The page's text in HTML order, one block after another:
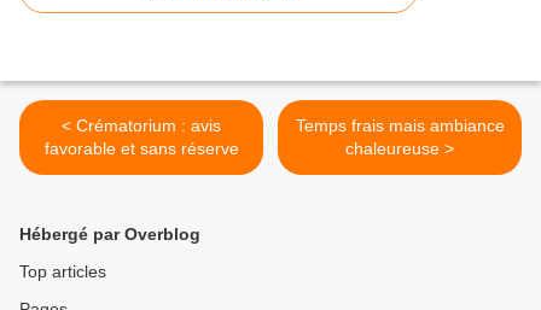
< Crématorium : avis
favorable et sans réserve
Temps frais mais ambiance
chaleureuse >
Hébergé par Overblog
Top articles